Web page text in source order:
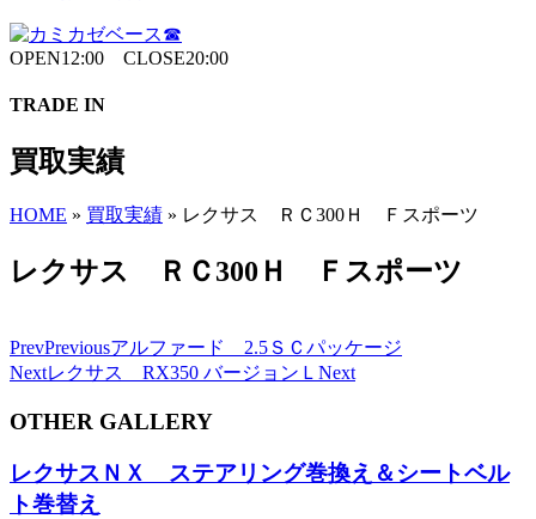
OPEN12:00 CLOSE20:00
TRADE IN
買取実績
HOME » 買取実績 » レクサス ＲＣ300Ｈ Ｆスポーツ
レクサス ＲＣ300Ｈ Ｆスポーツ
PrevPreviousアルファード 2.5ＳＣパッケージ
Nextレクサス RX350 バージョンＬ Next
OTHER GALLERY
レクサスＮＸ ステアリング巻換え＆シートベル
ト巻替え